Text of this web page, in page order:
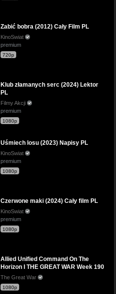
Zabić bobra (2012) Cały Film PL
KinoSwiat
premium
720p
Klub złamanych serc (2024) Lektor
PL
Filmy Akcji
premium
1080p
Uśmiech losu (2023) Napisy PL
KinoSwiat
premium
1080p
Czerwone maki (2024) Cały film PL
KinoSwiat
premium
1080p
Allied Unified Command On The
Horizon I THE GREAT WAR Week 190
The Great War
1080p